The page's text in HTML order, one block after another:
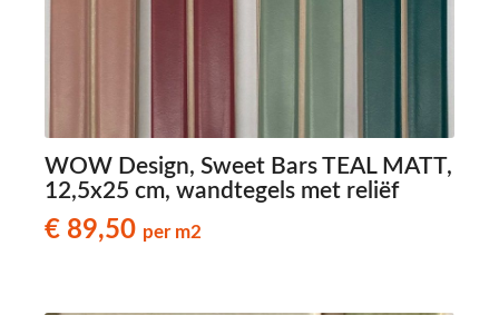
WOW Design, Sweet Bars TEAL MATT,
12,5x25 cm, wandtegels met reliëf
€ 89,50 per m2